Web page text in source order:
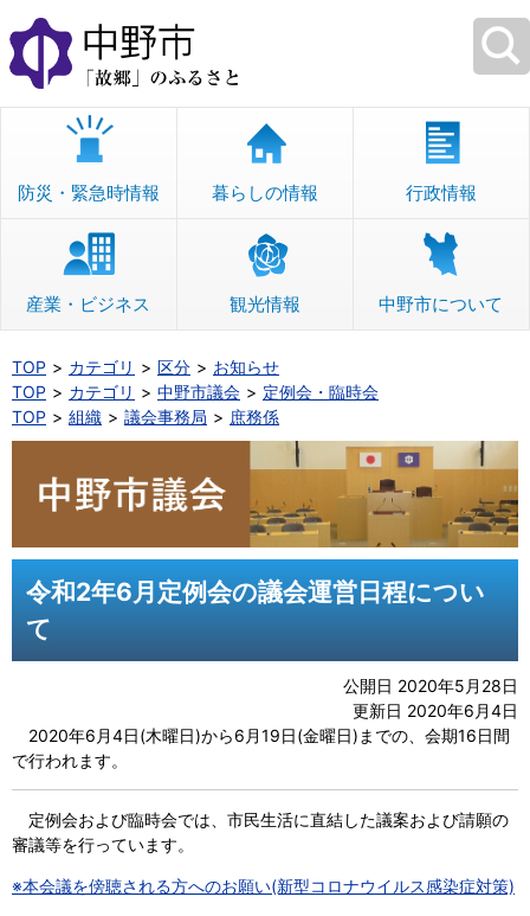
本
文
へ
移
防災・緊急時情報 暮らしの情報 行政情報
産業・ビジネス 観光情報 中野市について
TOP カテゴリ 区分
お知らせ
TOP
カテゴリ 中野市議会
定例会・臨時会
TOP
組織 議会事務局 庶務係
令和2年6月定例会の議会運営日程につい
て
公開日 2020年5月28日
更新日 2020年6月4日
2020年6月4日(木曜日)から6月19日(金曜日)までの、会期16日間
で行われます。
定例会および臨時会では、市民生活に直結した議案および請願の
審議等を行っています。
※本会議を傍聴される方へのお願い(新型コロナウイルス感染症対策)